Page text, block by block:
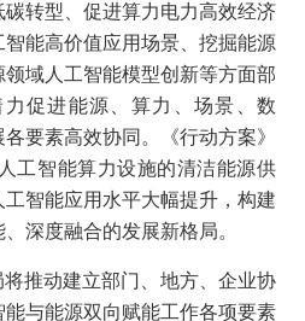
转型、促进算力电力高效经济
能高价值应用场景、挖掘能源
域人工智能模型创新等方面部
促进能源、算力、场景、数
要素高效协同。《行动方案》
工智能算力设施的清洁能源供
智能应用水平大幅提升，构建
深度融合的发展新格局。
推动建立部门、地方、企业协
与能源双向赋能工作各项要素